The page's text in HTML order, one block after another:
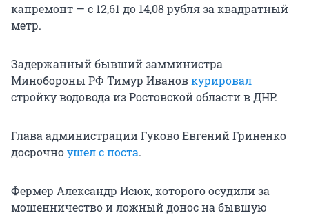
капремонт — с 12,61 до 14,08 рубля за квадратный
метр.
Задержанный бывший замминистра
Минобороны РФ Тимур Ивановкурировал
стройку водовода из Ростовской области в ДНР.
Глава администрации Гуково Евгений Гриненко
досрочноушел с поста.
Фермер Александр Исюк, которого осудили за
мошенничество и ложный донос на бывшую